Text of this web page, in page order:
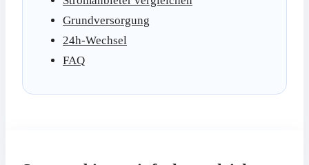
Grundversorgung
24h-Wechsel
FAQ